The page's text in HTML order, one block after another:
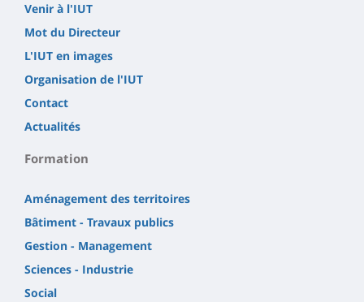
Venir à l'IUT
Mot du Directeur
L'IUT en images
Organisation de l'IUT
Contact
Actualités
Formation
Aménagement des territoires
Bâtiment - Travaux publics
Gestion - Management
Sciences - Industrie
Social